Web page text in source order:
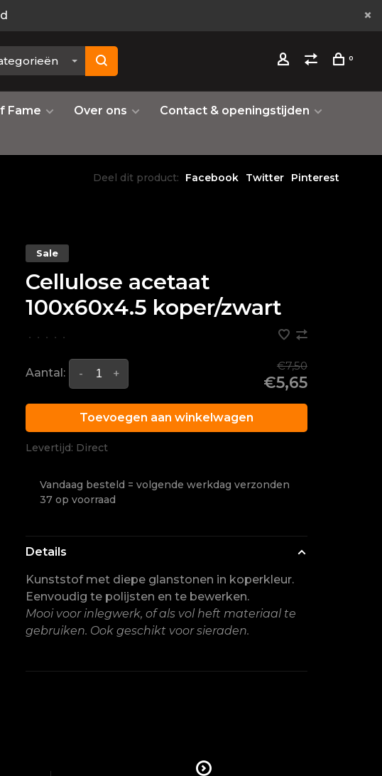
0
Fame Over ons
Contact & openingstijden
Deel dit product: Facebook Twitter Pinterest
Sale
Cellulose acetaat
100x60x4.5 koper/zwart
• • • • •
Aantal: +
-
€7,50
€5,65
Toevoegen aan winkelwagen
Levertijd: Direct
Vandaag besteld = volgende werkdag verzonden
37 op voorraad
Details
Kunststof met diepe glanstonen in koperkleur.
Eenvoudig te polijsten en te bewerken.
Mooi voor inlegwerk, of als vol heft materiaal te
gebruiken. Ook geschikt voor sieraden.